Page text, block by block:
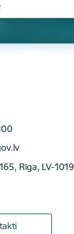
Rīga, LV-1019